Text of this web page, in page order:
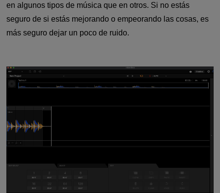
en algunos tipos de música que en otros. Si no estás
seguro de si estás mejorando o empeorando las cosas, es
más seguro dejar un poco de ruido.